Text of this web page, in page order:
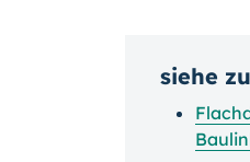
siehe